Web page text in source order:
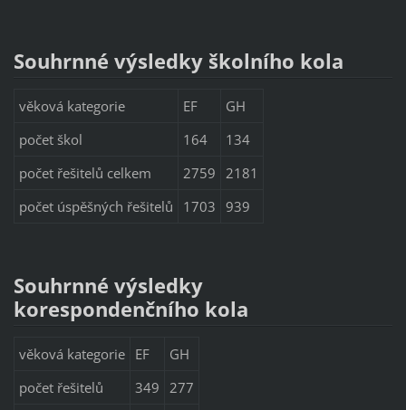
Souhrnné výsledky školního kola
věková kategorie EF
GH
počet škol
164
134
počet řešitelů celkem
2759
2181
počet úspěšných řešitelů
1703 939
Souhrnné výsledky
korespondenčního kola
věková kategorie EF
GH
počet řešitelů
349
277